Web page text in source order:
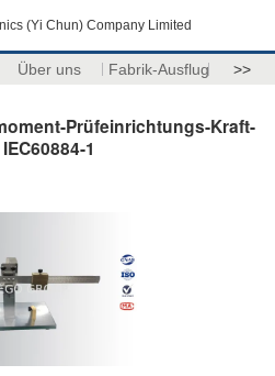
(Yi Chun) Company Limited
Über uns Fabrik-Ausflug >>
Prüfeinrichtungs-Kraft-
1